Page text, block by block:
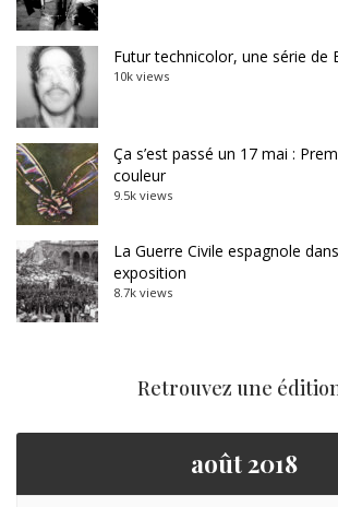
Futur technicolor, une série de
10k views
Ça s’est passé un 17 mai :
couleur
9.5k views
La Guerre Civile espagnole
exposition
8.7k views
Retrouvez une
août 2018